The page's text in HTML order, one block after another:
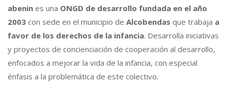
abenin es una ONGD de desarrollo fundada en el año
2003 con sede en el municipio de Alcobendas que trabaja a
favor de los derechos de la infancia. Desarrolla iniciativas
y proyectos de concienciación de cooperación al desarrollo,
enfocados a mejorar la vida de la infancia, con especial
énfasis a la problemática de este colectivo.